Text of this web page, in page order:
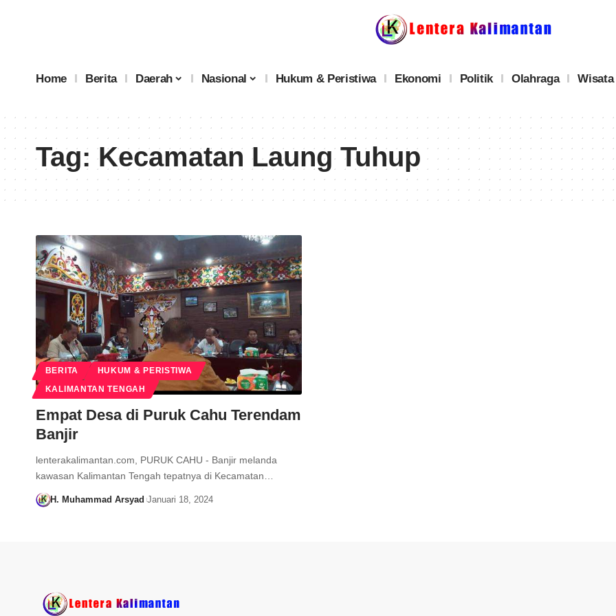
Home Berita Daerah Nasional Hukum & Peristiwa Ekonomi Politik Olahraga Wisata
Tag:Kecamatan Laung Tuhup
BERITA HUKUM & PERISTIWA
KALIMANTAN TENGAH
Empat Desa di Puruk Cahu Terendam
Banjir
lenterakalimantan.com, PURUK CAHU - Banjir melanda
kawasan Kalimantan Tengah tepatnya di Kecamatan…
H. Muhammad Arsyad Januari 18, 2024